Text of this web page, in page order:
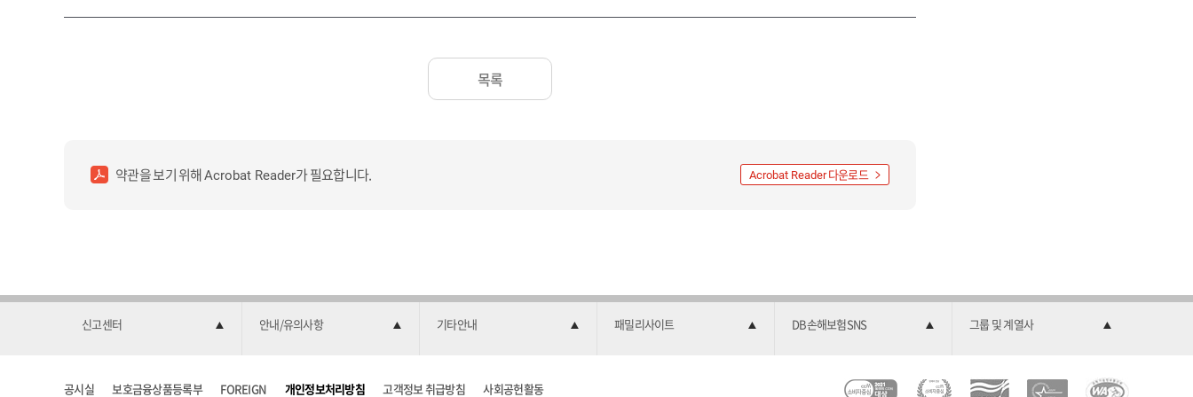
목록
약관을 보기 위해Acrobat Reader가 필요합니다. Acrobat Reader다운로드
신고센터 안내/유의사항 기타안내 패밀리사이트 DB손해보험SNS 그룹 및 계열사
공시실 보호금융상품등록부 FOREIGN 개인정보처리방침 고객정보 취급방침 사회공헌활동 C 소 2 한 과